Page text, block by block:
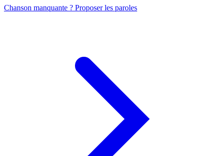
Chanson manquante ? Proposer les paroles